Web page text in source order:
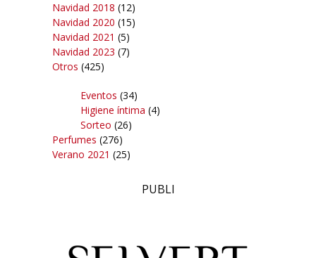
Navidad 2018 (12)
Navidad 2020 (15)
Navidad 2021 (5)
Navidad 2023 (7)
Otros (425)
Eventos (34)
Higiene íntima (4)
Sorteo (26)
Perfumes (276)
Verano 2021 (25)
PUBLI